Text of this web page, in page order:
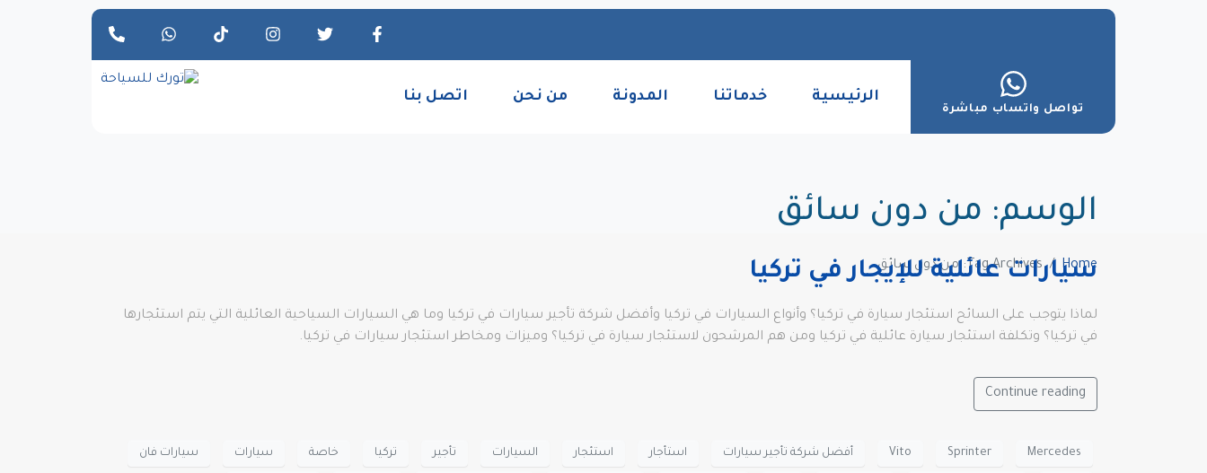
تواصل واتساب مباشرة
الرئيسية خدماتنا المدونة من نحن اتصل بنا
الوسم: من دون سائق
Home Tag Archives: من دون سائق
سيارات عائلية للإيجار في تركيا
لماذا يتوجب على السائح استئجار سيارة في تركيا؟ وأنواع السيارات في تركيا وأفضل شركة تأجير سيارات في تركيا وما هي السيارات السياحية العائلية التي يتم استئجارها
في تركيا؟ وتكلفة استئجار سيارة عائلية في تركيا ومن هم المرشحون لاستئجار سيارة في تركيا؟ وميزات ومخاطر استئجار سيارات في تركيا.
Continue reading
Mercedes
Sprinter
Vito أفضل شركة تأجير سيارات استأجار استئجار السيارات تأجير تركيا خاصة سيارات سيارات فان